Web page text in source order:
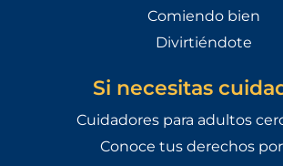
Comiendo bien
Divirtiéndote
Si necesitas
Cuidadores para adultos
Conoce tus derechos